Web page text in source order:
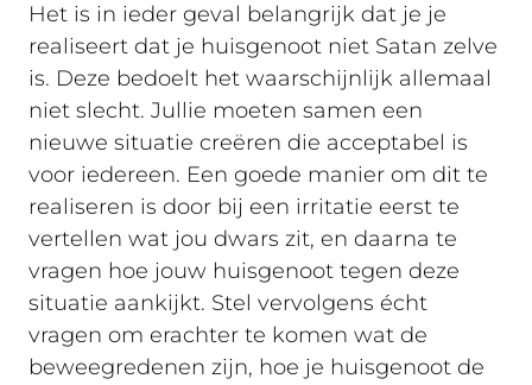
Het is in ieder geval belangrijk dat je je
realiseert dat je huisgenoot niet Satan zelve
is. Deze bedoelt het waarschijnlijk allemaal
niet slecht. Jullie moeten samen een
nieuwe situatie creëren die acceptabel is
voor iedereen. Een goede manier om dit te
realiseren is door bij een irritatie eerst te
vertellen wat jou dwars zit, en daarna te
vragen hoe jouw huisgenoot tegen deze
situatie aankijkt. Stel vervolgens écht
vragen om erachter te komen wat de
beweegredenen zijn, hoe je huisgenoot de